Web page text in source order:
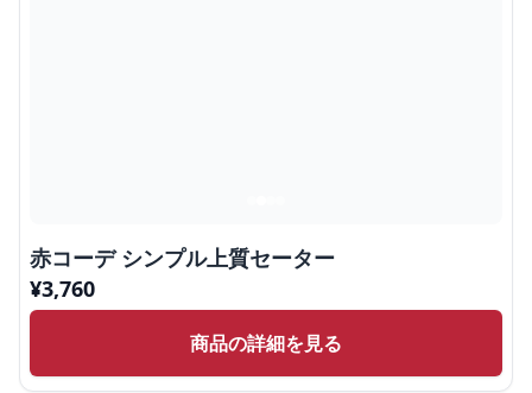
赤コーデ シンプル上質セーター
¥3,760
商品の詳細を見る